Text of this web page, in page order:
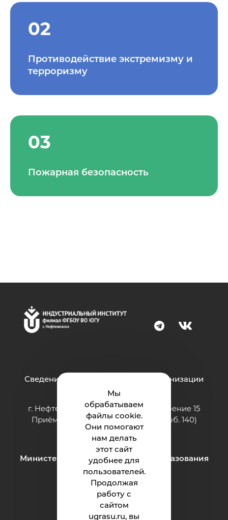
Мы
обрабатываем
файлы cookie.
Они помогают
нам делать
этот сайт
удобнее для
пользователей.
Продолжая
работу с
сайтом
ugrasu.ru, вы
02
Противодействие экстремизму и
терроризму
03
Пожарная безопасность
Сведения об образовательной организации
г. Нефтеюганск, ул. Строителей, строение 15
Приёмная: тел.: 8 (3463) 200-994 (доб. 140)
e-mail: ii@ugrasu.ru
Министерство науки и высшего образования
Российской Федерации
Институт